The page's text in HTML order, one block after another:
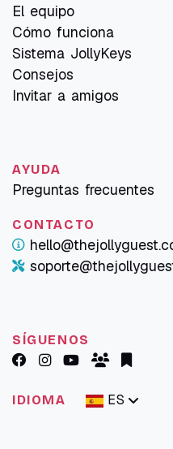
El equipo
Cómo funciona
Sistema JollyKeys
Consejos
Invitar a amigos
AYUDA
Preguntas frecuentes
CONTACTO
SÍGUENOS
IDIOMA ES